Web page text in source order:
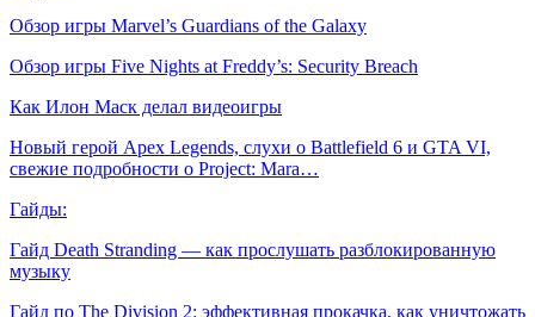
Обзор игры Marvel’s Guardians of the Galaxy
Обзор игры Five Nights at Freddy’s: Security Breach
Как Илон Маск делал видеоигры
Новый герой Apex Legends, слухи о Battlefield 6 и GTA VI,
свежие подробности о Project: Mara…
Гайды:
Гайд Death Stranding — как прослушать разблокированную
музыку
Гайд по The Division 2: эффективная прокачка, как уничтожать